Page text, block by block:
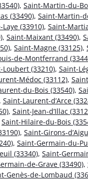
, Saint-Martin-du-
(33490), Saint-Martin-
(33910), Saint-
, Saint-Maixant (33490),
, Saint-Magne (33125),
de-Montferrand
Loubert (33210), Saint-
Médoc (33112),
du-Bois (33540),
Saint-Laurent-d’Arce
, Saint-Jean-d’Illac
Saint-Hilaire-du-Bois
, Saint-Girons-
, Saint-Germain-du-
(33340), Saint-
de-Grave (33490),
Genès-de-Lombaud